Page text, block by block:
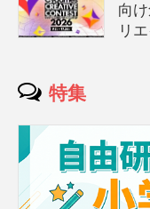
向
リ
特集